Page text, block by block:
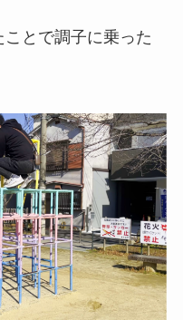
とで調子に乗った